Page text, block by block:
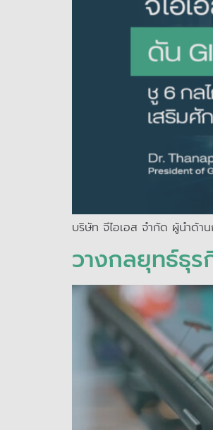
บริษัท จีไอเอส จำกัด ผู้นำด้าน
วางกลยุทธ์ธุ